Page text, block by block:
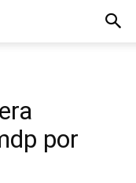
por